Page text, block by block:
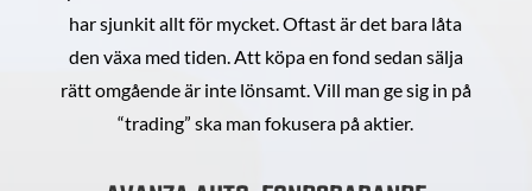
har sjunkit allt för mycket. Oftast är det bara låta
den växa med tiden. Att köpa en fond sedan sälja
rätt omgående är inte lönsamt. Vill man ge sig in på
“trading” ska man fokusera på aktier.